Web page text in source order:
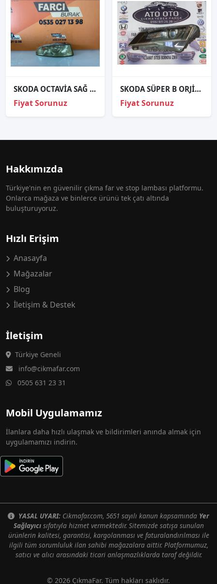
SKODA OCTAVİA SAĞ SİS FARI İTHAL 2009-2013 1Z0941702C
Fiyat Sorunuz
SKODA SÜPER B ORJİNAL ÇIKMA SOL FAR
Fiyat Sorunuz
Hakkımızda
Türkiye'nin en güvenilir çıkma far ve stop lambası platformu.
Onlarca mağaza ve binlerce ürünü tek çatı altında
buluşturuyoruz.
Hızlı Erişim
Anasayfa
Mağazalar
Blog
İletişim & Destek
İletişim
Türkiye Geneli
info@cikmafar.com
0505 631 23 31
Mobil Uygulamamız
İlanlara daha hızlı ulaşmak ve bildirimleri anında almak için
uygulamamızı indirin.
YASAL UYARI: Cikmafar.com, 5651 sayılı kanun kapsamında Yer
Sağlayıcısıfatıyla hizmet vermektedir. Sitemizde satışa sunulan
ürünlerin kalitesi, garantisi, kargolanması ve faturalandırılması ile
ilgili tüm sorumluluk ilan sahibi mağazalara aittir. Platformumuz,
satıcı ve alıcı arasındaki ticari anlaşmazlıklarda taraf değildir.
© 2026 ÇıkmaFar. Tüm hakları saklıdır.